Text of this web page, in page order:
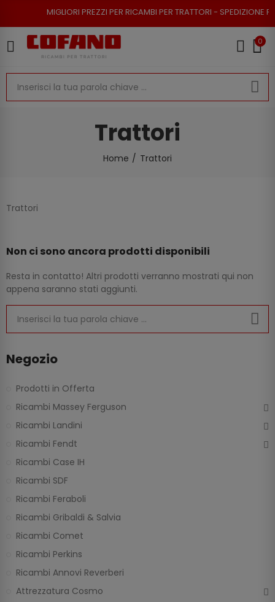
MIGLIORI PREZZI PER RICAMBI PER TRATTORI - SPEDIZIONE
0
Trattori
Home Trattori
Trattori
Non ci sono ancora prodotti disponibili
Resta in contatto! Altri prodotti verranno mostrati qui non
appena saranno stati aggiunti.
Negozio
Prodotti in Offerta
Ricambi Massey Ferguson
Ricambi Landini
Ricambi Fendt
Ricambi Case IH
Ricambi SDF
Ricambi Feraboli
Ricambi Gribaldi & Salvia
Ricambi Comet
Ricambi Perkins
Ricambi Annovi Reverberi
Attrezzatura Cosmo